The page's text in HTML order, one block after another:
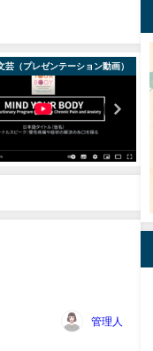
芸（プレゼンテーション動画）
管理人